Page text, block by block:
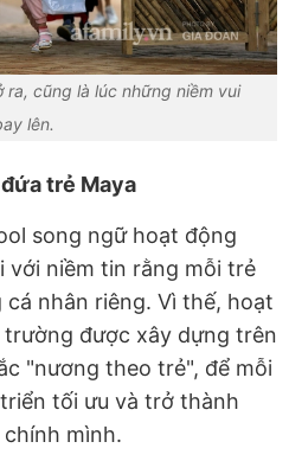
ra, cũng là lúc những niềm vui
lên.
trẻ Maya
song ngữ hoạt động
niềm tin rằng mỗi trẻ
nhân riêng. Vì thế, hoạt
được xây dựng trên
"nương theo trẻ", để mỗi
tối ưu và trở thành
mình.